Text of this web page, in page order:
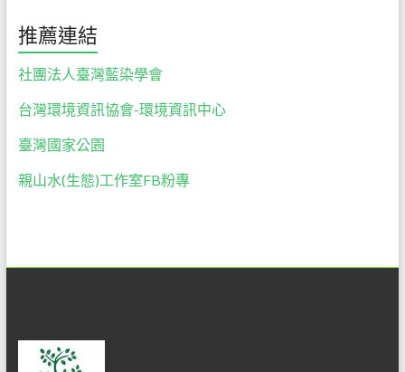
做
最
佳
解
服
務。
推薦連結
社團法人臺灣藍染學會
台灣環境資訊協會-環境資訊中心
臺灣國家公園
親山水(生態)工作室FB粉專